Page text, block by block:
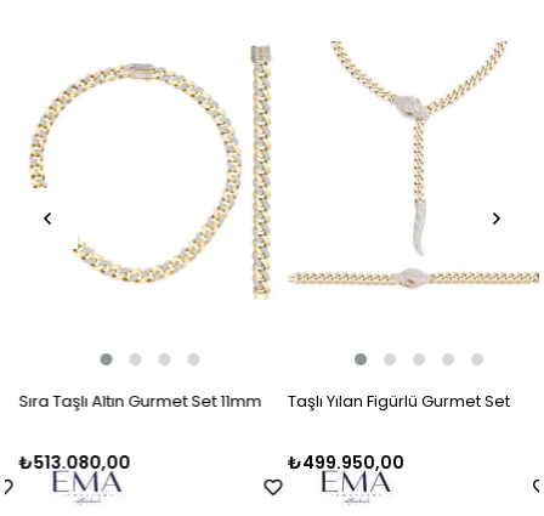
Sıra Taşlı Altın Gurmet Set 11mm
₺513.080,00
Taşlı Yılan Figürlü Gurmet Set
₺499.950,00